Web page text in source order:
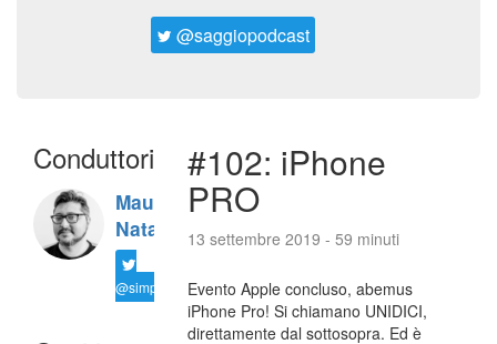
@saggiopodcast
Conduttori
Maurizio
Natali
@simplemal
#102: iPhone
PRO
13 settembre 2019 - 59 minuti
Evento Apple concluso, abemus
iPhone Pro! Si chiamano UNIDICI,
direttamente dal sottosopra. Ed è